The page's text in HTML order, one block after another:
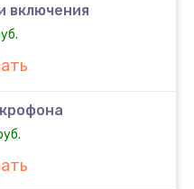
включения